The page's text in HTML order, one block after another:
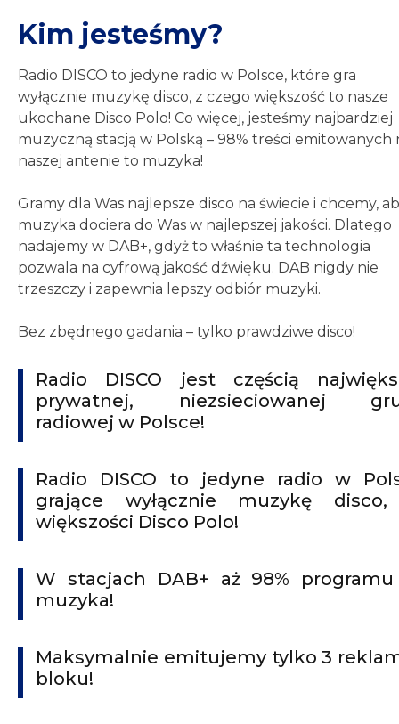
Kim jesteśmy?
Radio DISCO to jedyne radio w Polsce, które gra
wyłącznie muzykę disco, z czego większość to nasze
ukochane Disco Polo! Co więcej, jesteśmy najbardziej
muzyczną stacją w Polską – 98% treści emitowanych
naszej antenie to muzyka!
Gramy dla Was najlepsze disco na świecie i chcemy,
muzyka dociera do Was w najlepszej jakości. Dlatego
nadajemy w DAB+, gdyż to właśnie ta technologia
pozwala na cyfrową jakość dźwięku. DAB nigdy nie
trzeszczy i zapewnia lepszy odbiór muzyki.
Bez zbędnego gadania – tylko prawdziwe disco!
Radio DISCO jest częścią
prywatnej, niezsieciowanej
radiowej w Polsce!
Radio DISCO to jedyne radio w
grające wyłącznie muzykę
większości Disco Polo!
W stacjach DAB+ aż 98%
muzyka!
Maksymalnie emitujemy tylko 3
bloku!